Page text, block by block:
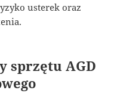
usterek oraz
sprzętu AGD